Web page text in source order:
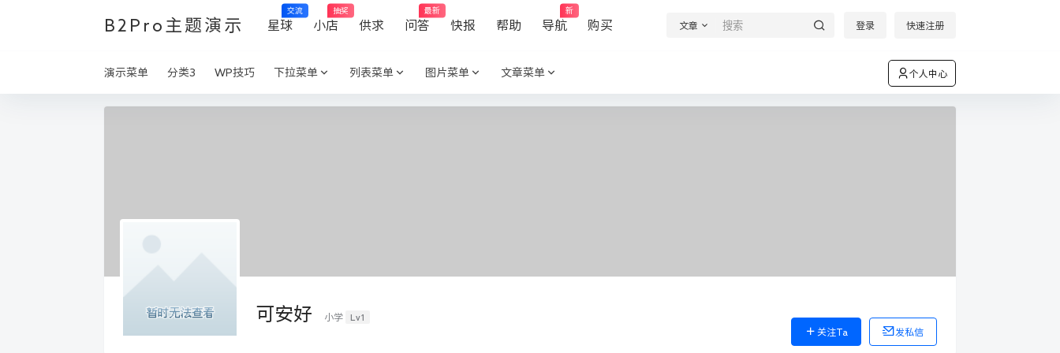
B2Pro主题演示 星球
交流
小店
抽奖
供求 问答
最新
快报 帮助 导航
新
购买 文章 登录 快速注册
演示菜单 分类3 WP技巧 下拉菜单 列表菜单 图片菜单 文章菜单 个人中心
可安好 小学 Lv1
关注Ta 发私信